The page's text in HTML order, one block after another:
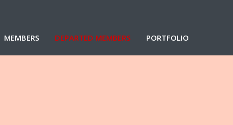
MEMBERS DEPARTED MEMBERS PORTFOLIO